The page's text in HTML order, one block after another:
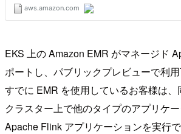
EKS 上の Amazon EMR がマネージド
ポートし、パブリックプレビューで利用
すでに EMR を使用しているお客様は、
クラスター上で他のタイプのアプリケ
Apache Flink アプリケーションを実行で